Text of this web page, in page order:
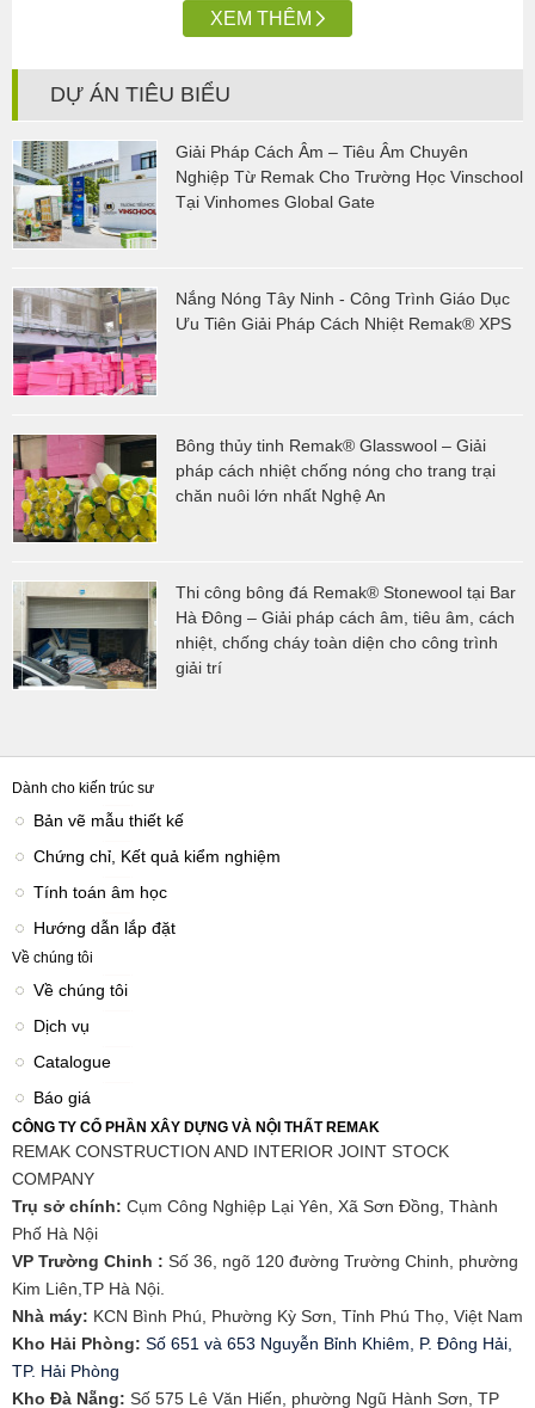
XEM THÊM
DỰ ÁN TIÊU BIỂU
Giải Pháp Cách Âm – Tiêu Âm Chuyên
Nghiệp Từ Remak Cho Trường Học Vinschool
Tại Vinhomes Global Gate
Nắng Nóng Tây Ninh - Công Trình Giáo Dục
Ưu Tiên Giải Pháp Cách Nhiệt Remak® XPS
Bông thủy tinh Remak® Glasswool – Giải
pháp cách nhiệt chống nóng cho trang trại
chăn nuôi lớn nhất Nghệ An
Thi công bông đá Remak® Stonewool tại Bar
Hà Đông – Giải pháp cách âm, tiêu âm, cách
nhiệt, chống cháy toàn diện cho công trình
giải trí
Dành cho kiến trúc sư
Bản vẽ mẫu thiết kế
Chứng chỉ, Kết quả kiểm nghiệm
Tính toán âm học
Hướng dẫn lắp đặt
Về chúng tôi
Về chúng tôi
Dịch vụ
Catalogue
Báo giá
CÔNG TY CỔ PHẦN XÂY DỰNG VÀ NỘI THẤT REMAK
REMAK CONSTRUCTION AND INTERIOR JOINT STOCK
COMPANY
Trụ sở chính: Cụm Công Nghiệp Lại Yên, Xã Sơn Đồng, Thành
Phố Hà Nội
VP Trường Chinh : Số 36, ngõ 120 đường Trường Chinh, phường
Kim Liên,TP Hà Nội.
Nhà máy: KCN Bình Phú, Phường Kỳ Sơn, Tỉnh Phú Thọ, Việt Nam
Kho Hải Phòng: Số 651 và 653 Nguyễn Bỉnh Khiêm, P. Đông Hải,
TP. Hải Phòng
​Kho Đà Nẵng: Số 575 Lê Văn Hiến, phường Ngũ Hành Sơn, TP